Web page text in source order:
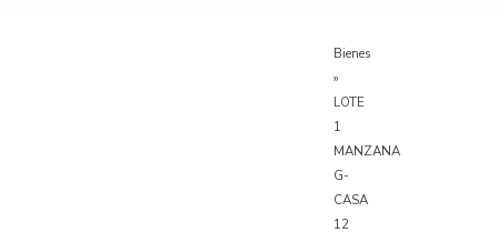
Bienes
»
LOTE
1
MANZANA
G-
CASA
12